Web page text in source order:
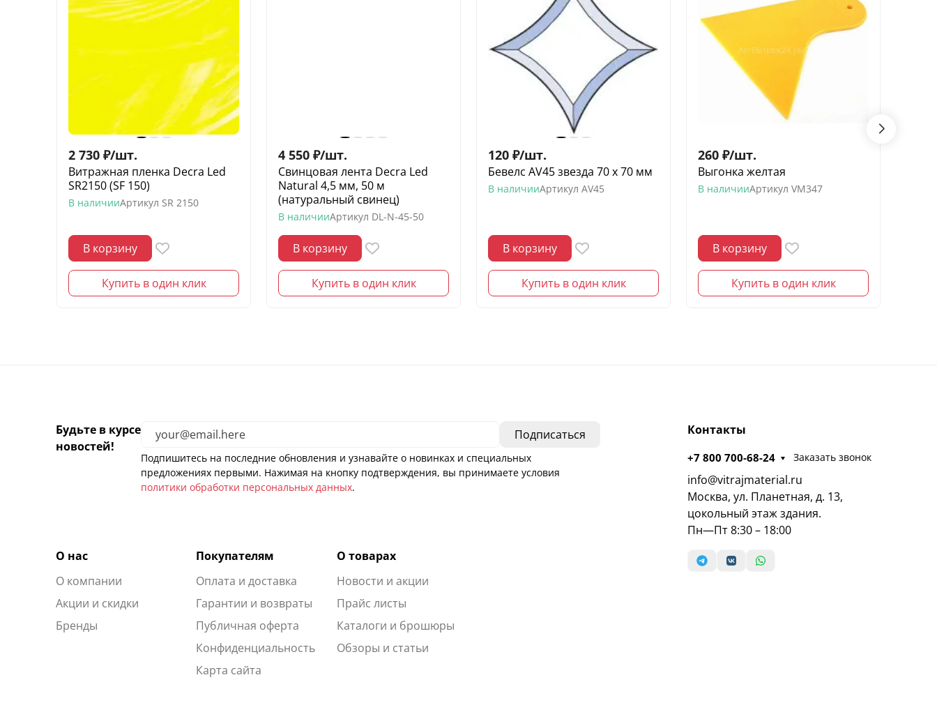
2 730 ₽/шт.
Витражная пленка Decra Led
SR2150 (SF 150)
В наличииАртикул SR 2150
В корзину
Купить в один клик
4 550 ₽/шт.
Свинцовая лента Decra Led
Natural 4,5 мм, 50 м
(натуральный свинец)
В наличииАртикул DL-N-45-50
В корзину
Купить в один клик
120 ₽/шт.
Бевелс AV45 звезда 70 х 70 мм
В наличииАртикул AV45
В корзину
Купить в один клик
260 ₽/шт.
Выгонка желтая
В наличииАртикул VM347
В корзину
Купить в один клик
Будьте в курсе
новостей!
Подпишитесь на последние обновления и узнавайте о новинках и специальных
предложениях первыми. Нажимая на кнопку подтверждения, вы принимаете условия
политики обработки персональных данных.
О нас
О компании
Акции и скидки
Бренды
Покупателям
Оплата и доставка
Гарантии и возвраты
Публичная оферта
Конфиденциальность
Карта сайта
О товарах
Новости и акции
Прайс листы
Каталоги и брошюры
Обзоры и статьи
Контакты
+7 800 700-68-24 Заказать звонок
info@vitrajmaterial.ru
Москва, ул. Планетная, д. 13,
цокольный этаж здания.
Пн—Пт 8:30 – 18:00